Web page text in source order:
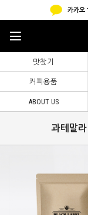
카카오
맛찾기
커피용품
ABOUT US
과테말